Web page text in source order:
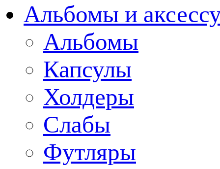
Альбомы и
Альбомы
Капсулы
Холдеры
Слабы
Футляры